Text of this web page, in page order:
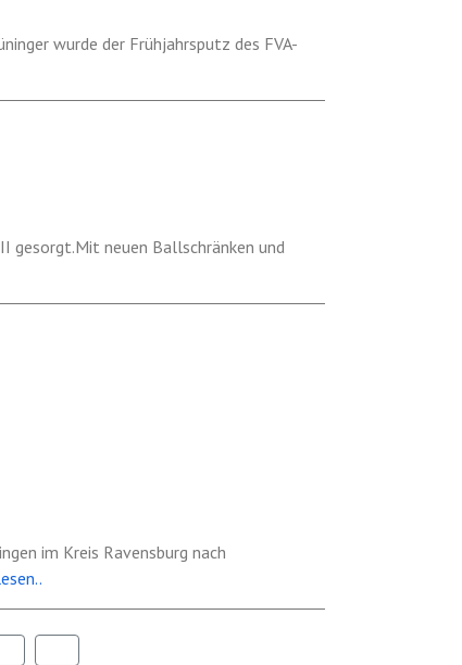
wurde der Frühjahrsputz des FVA-
gesorgt.Mit neuen Ballschränken und
im Kreis Ravensburg nach